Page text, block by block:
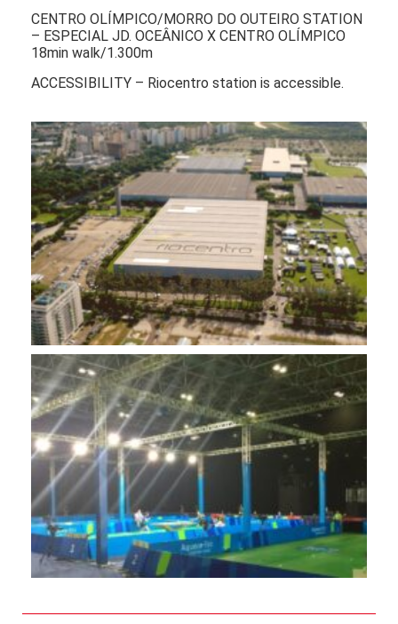
CENTRO OLÍMPICO/MORRO DO OUTEIRO STATION
– ESPECIAL JD. OCEÂNICO X CENTRO OLÍMPICO
18min walk/1.300m
ACCESSIBILITY – Riocentro station is accessible.